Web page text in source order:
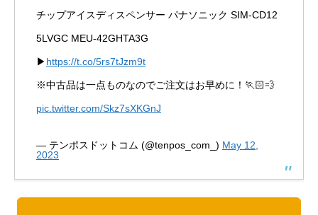
チップアイスディスペンサー パナソニック SIM-CD12
5LVGC MEU-42GHTA3G
▶ https://t.co/5rs7tJzm9t
※中古品は一点ものなのでご注文はお早めに！🏃🏻💨
pic.twitter.com/Skz7sXKGnJ
— テンポスドットコム (@tenpos_com_) May 12,
2023